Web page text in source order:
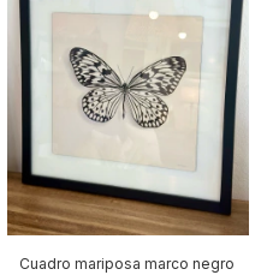
Cuadro mariposa marco negro